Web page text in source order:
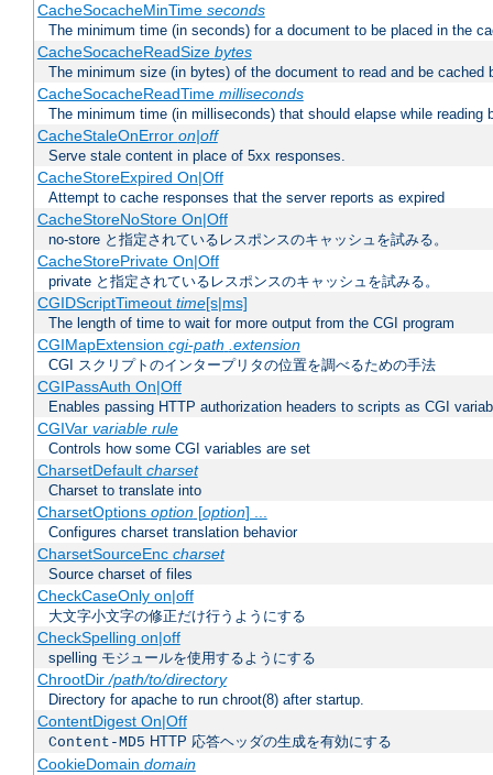
CacheSocacheMinTime seconds
The minimum time (in seconds) for a document to be placed in the
CacheSocacheReadSize bytes
The minimum size (in bytes) of the document to read and be cached
CacheSocacheReadTime milliseconds
The minimum time (in milliseconds) that should elapse while reading
CacheStaleOnError on|off
Serve stale content in place of 5xx responses.
CacheStoreExpired On|Off
Attempt to cache responses that the server reports as expired
CacheStoreNoStore On|Off
no-store と指定されているレスポンスのキャッシュを試みる。
CacheStorePrivate On|Off
private と指定されているレスポンスのキャッシュを試みる。
CGIDScriptTimeout time[s|ms]
The length of time to wait for more output from the CGI program
CGIMapExtension cgi-path .extension
CGI スクリプトのインタープリタの位置を調べるための手法
CGIPassAuth On|Off
Enables passing HTTP authorization headers to scripts as CGI
CGIVar variable rule
Controls how some CGI variables are set
CharsetDefault charset
Charset to translate into
CharsetOptions option[option] ...
Configures charset translation behavior
CharsetSourceEnc charset
Source charset of files
CheckCaseOnly on|off
大文字小文字の修正だけ行うようにする
CheckSpelling on|off
spelling モジュールを使用するようにする
ChrootDir/path/to/directory
Directory for apache to run chroot(8) after startup.
ContentDigest On|Off
Content-MD5 HTTP 応答ヘッダの生成を有効にする
CookieDomain domain